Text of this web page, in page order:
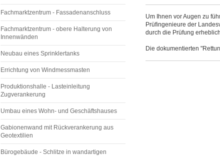
Fachmarktzentrum - Fassadenanschluss
Fachmarktzentrum - obere Halterung von
Innenwänden
Neubau eines Sprinklertanks
Errichtung von Windmessmasten
Produktionshalle - Lasteinleitung
Zugverankerung
Umbau eines Wohn- und Geschäftshauses
Gabionenwand mit Rückverankerung aus
Geotextilien
Bürogebäude - Schlitze in wandartigen
Um Ihnen vor Augen zu
Prüfingenieure der
durch die Prüfung
Die dokumentierten